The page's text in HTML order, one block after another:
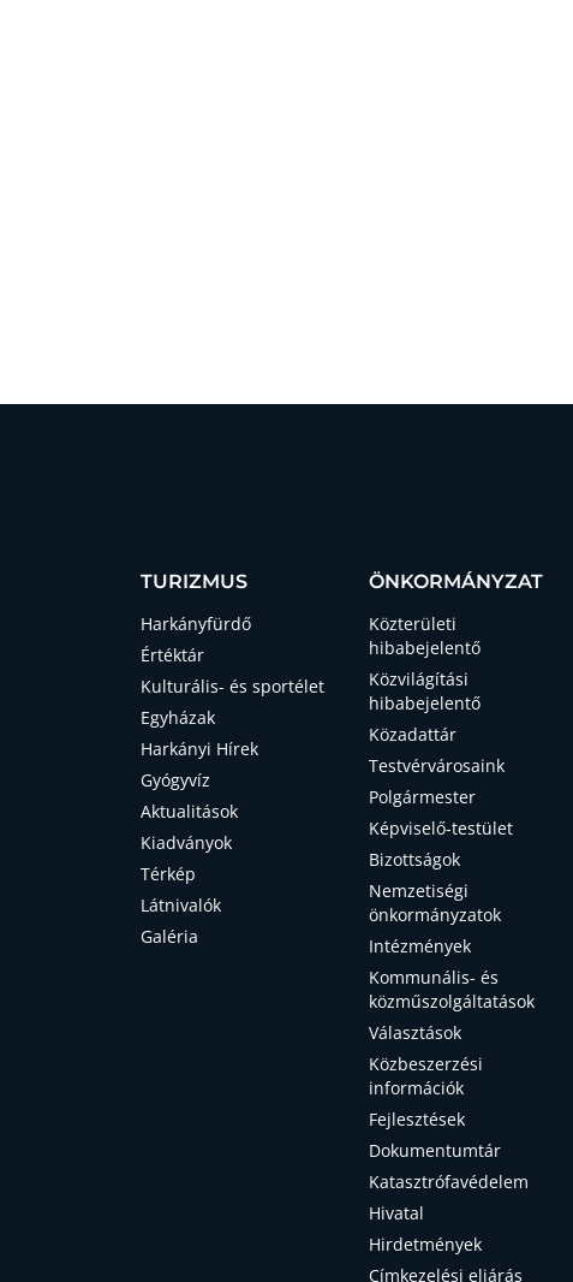
TURIZMUS
Harkányfürdő
Értéktár
Kulturális- és sportélet
Egyházak
Harkányi Hírek
Gyógyvíz
Aktualitások
Kiadványok
Térkép
Látnivalók
Galéria
ÖNKORMÁNYZAT
Közterületi
hibabejelentő
Közvilágítási
hibabejelentő
Közadattár
Testvérvárosaink
Polgármester
Képviselő-testület
Bizottságok
Nemzetiségi
önkormányzatok
Intézmények
Kommunális- és
közműszolgáltatások
Választások
Közbeszerzési
információk
Fejlesztések
Dokumentumtár
Katasztrófavédelem
Hivatal
Hirdetmények
Címkezelési eljárás